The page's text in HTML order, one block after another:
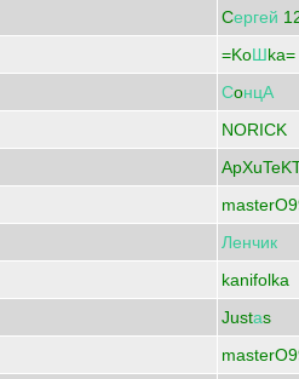
Cергей
=KoШka=
СoнцА
NORICK
Ленчик
kanifolka
Justаs